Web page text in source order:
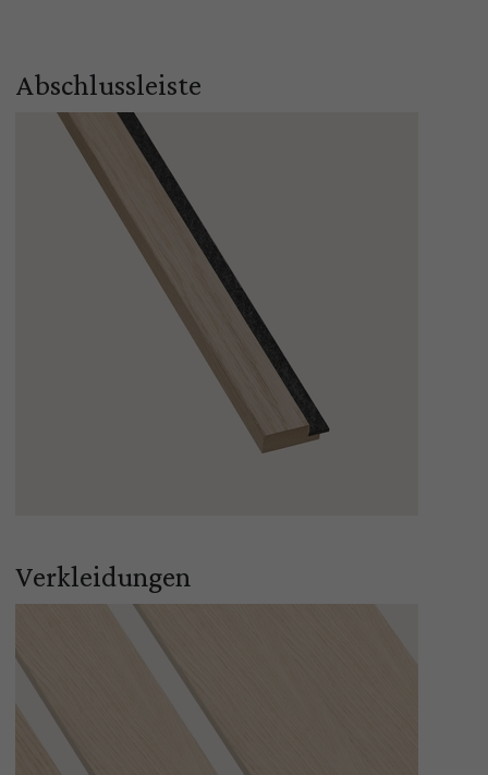
Abschlussleiste
Verkleidungen